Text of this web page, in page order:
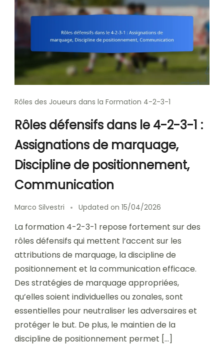
Rôles des Joueurs dans la Formation 4-2-3-1
Rôles défensifs dans le 4-2-3-1 :
Assignations de marquage,
Discipline de positionnement,
Communication
Marco Silvestri Updated on 15/04/2026
La formation 4-2-3-1 repose fortement sur des
rôles défensifs qui mettent l’accent sur les
attributions de marquage, la discipline de
positionnement et la communication efficace.
Des stratégies de marquage appropriées,
qu’elles soient individuelles ou zonales, sont
essentielles pour neutraliser les adversaires et
protéger le but. De plus, le maintien de la
discipline de positionnement permet […]